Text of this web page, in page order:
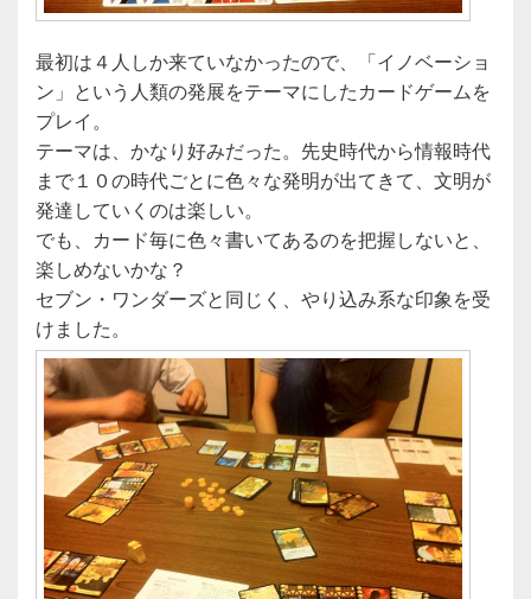
最初は４人しか来ていなかったので、「イノベーショ
ン」という人類の発展をテーマにしたカードゲームを
プレイ。
テーマは、かなり好みだった。先史時代から情報時代
まで１０の時代ごとに色々な発明が出てきて、文明が
発達していくのは楽しい。
でも、カード毎に色々書いてあるのを把握しないと、
楽しめないかな？
セブン・ワンダーズと同じく、やり込み系な印象を受
けました。